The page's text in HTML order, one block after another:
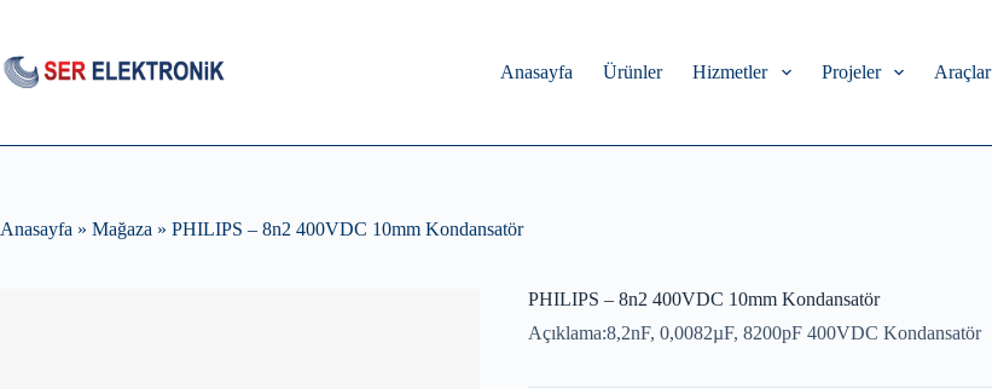
content
Anasayfa
Ürünler Hizmetler Projeler Araçlar
Anasayfa » Mağaza » PHILIPS – 8n2 400VDC 10mm Kondansatör
PHILIPS – 8n2 400VDC 10mm Kondansatör
Açıklama:8,2nF, 0,0082µF, 8200pF 400VDC Kondansatör